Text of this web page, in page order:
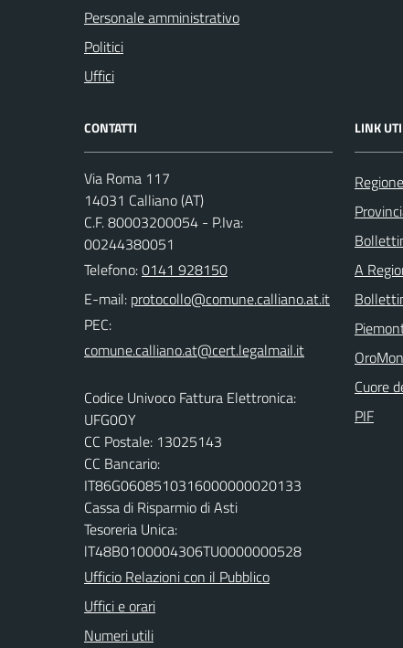
Personale amministrativo
Politici
Uffici
CONTATTI
Via Roma 117
14031 Calliano (AT)
C.F. 80003200054 - P.Iva:
00244380051
Telefono:0141 928150
E-mail:
PEC:
Codice Univoco Fattura Elettronica:
UFG0OY
CC Postale: 13025143
CC Bancario:
IT86G0608510316000000020133
Cassa di Risparmio di Asti
Tesoreria Unica:
lT48B0100004306TU0000000528
Ufficio Relazioni con il Pubblico
Uffici e orari
Numeri utili
LINK
A
Cuore
PIF